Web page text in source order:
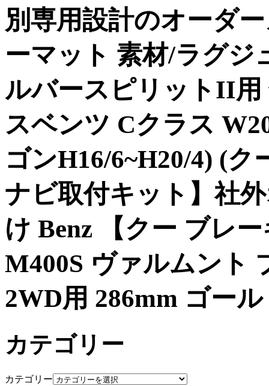
別専用設計のオーダ
ーマット 素材/ラグジ
ルバースピリットII用
スベンツ Cクラス
ゴンH16/6~H20/4) (ク
ナビ取付キット】社
け Benz 【クー ブレ
M400S ヴァルムント
2WD用 286mm ゴー
カテゴリー
カテゴリー